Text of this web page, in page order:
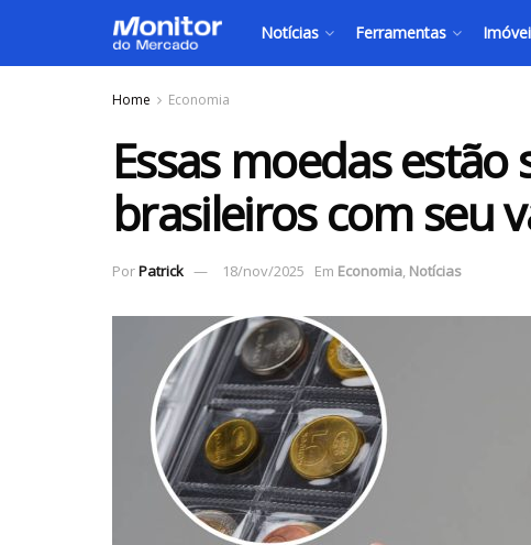
Notícias Ferramentas
Home Economia
Essas moedas
brasileiros com seu
PorPatrick 18/nov/2025 Em Economia, Notícias